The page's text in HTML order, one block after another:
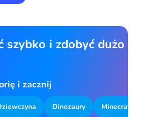
szybko i zdobyć dużo
i zacznij
Dinozaury Minecraft